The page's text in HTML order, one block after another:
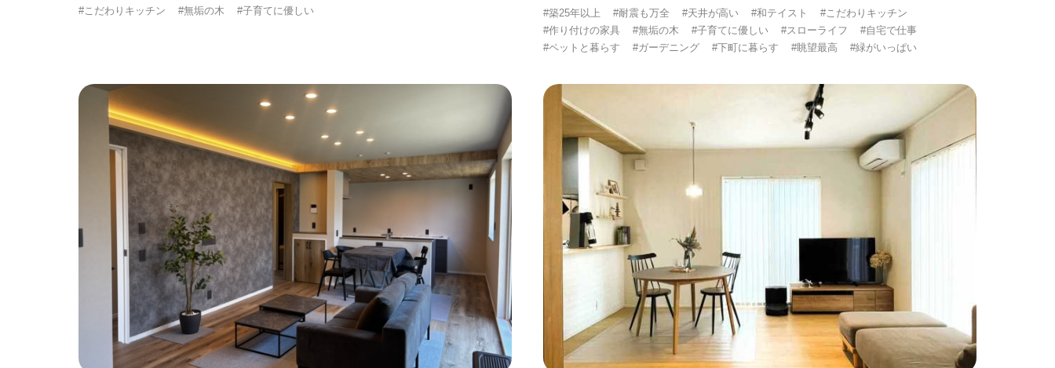
#こだわりキッチン
#無垢の木 #子育てに優しい #築25年以上 #耐震も万全 #天井が高い #和テイスト
#こだわりキッチン
#作り付けの家具
#無垢の木 #子育てに優しい #スローライフ
#自宅で仕事
#ペットと暮らす
#ガーデニング #下町に暮らす #眺望最高 #緑がいっぱい